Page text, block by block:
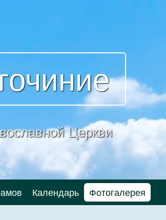
Церкви
Календарь Фотогалерея